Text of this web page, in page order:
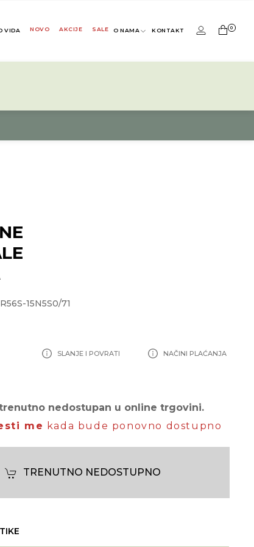
VIDA NOVO AKCIJE SALE O NAMA KONTAKT 0
15N5S0/71
SLANJE I POVRATI NAČINI PLAĆANJA
nedostupan u online trgovini.
me kada bude ponovno dostupno
TRENUTNO NEDOSTUPNO